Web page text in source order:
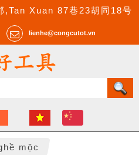
,Tan Xuan 87巷23胡同18号
lienhe@congcutot.vn
mộc